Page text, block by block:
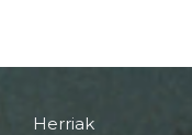
Herriak